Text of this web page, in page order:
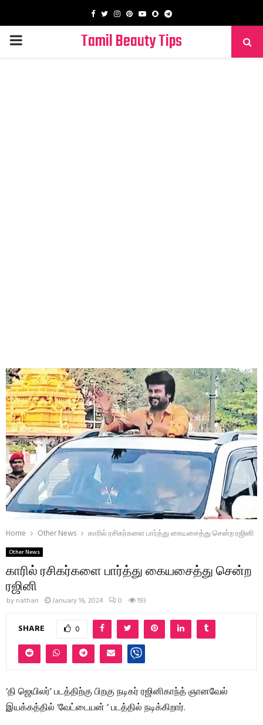
Facebook
TwitterInstagram
PinterestYoutube
SnapchatTelegram
PRIMARY
Tamil Beauty Tips
Home Other News காரில் ரசிகர்களை பார்த்து கையசைத்து சென்ற ரஜினி
Other News
காரில் ரசிகர்களை பார்த்து கையசைத்து சென்ற
ரஜினி
by nathan January 16, 2024 0 193
SHARE 0
‘தி ஜெயிலர்’ படத்திற்கு பிறகு நடிகர் ரஜினிகாந்த் ஞானவேல்
இயக்கத்தில் ‘வேட்டையன் ‘ படத்தில் நடிக்கிறார்.